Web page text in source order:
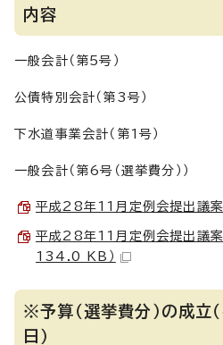
内容
一般会計（第5号）
公債特別会計（第3号）
下水道事業会計（第1号）
一般会計（第6号（選挙費分））
平成28年11月定例会提出議
平成28年11月定例会提出議案
134.0 KB）
※予算（選挙費分）の成
日）